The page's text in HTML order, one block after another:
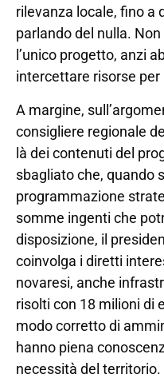
rilevanza locale, fino a
parlando del nulla.
l’unico progetto, anzi
intercettare risorse
A margine,
consigliere regionale
là dei contenuti del
sbagliato che, quando
programmazione
somme ingenti che
disposizione, il
coinvolga i diretti
novaresi, anche
risolti con 18 milioni di
modo corretto di
hanno piena
necessità del